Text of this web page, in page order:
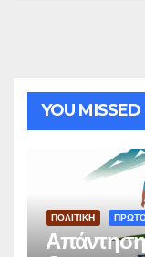
YOU MISSED
ΠΟΛΙΤΙΚΗ